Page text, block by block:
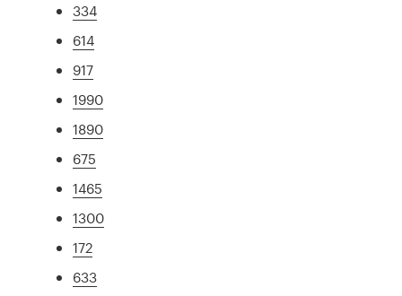
334
614
917
1990
1890
675
1465
1300
172
633